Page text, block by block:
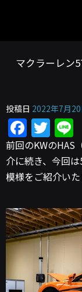
マクラーレン
投稿日 2022年7月20
前回のKWのHAS
介に続き、今回
模様をご紹介いた